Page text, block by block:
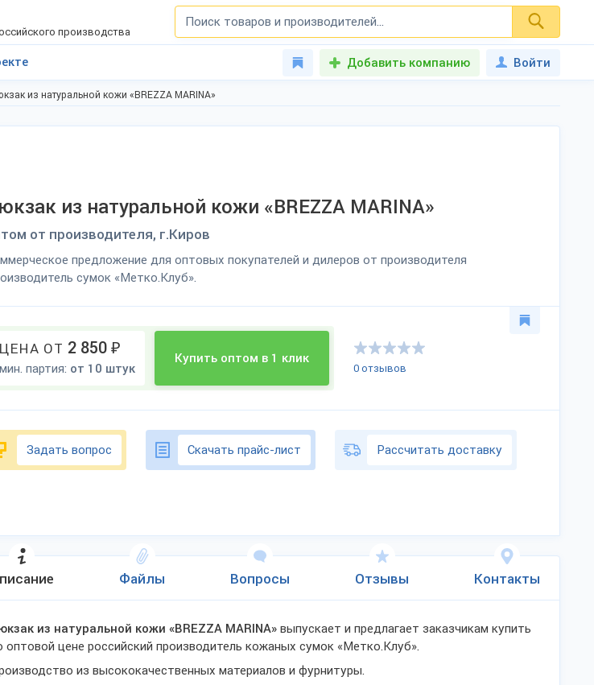
производства
Добавить компанию Войти
из натуральной кожи «BREZZA MARINA»
из натуральной кожи «BREZZA MARINA»
от производителя, г.Киров
предложение для оптовых покупателей и дилеров от производителя
сумок «Метко.Клуб».
ЦЕНА ОТ 2 850 ₽
мин. партия: от 10 штук
Купить оптом в 1 клик
0 отзывов
Задать вопрос Скачать прайс-лист Рассчитать доставку
Файлы Вопросы Отзывы Контакты
из натуральной кожи «BREZZA MARINA» выпускает и предлагает заказчикам купить
оптовой цене российский производитель кожаных сумок «Метко.Клуб».
из высококачественных материалов и фурнитуры.